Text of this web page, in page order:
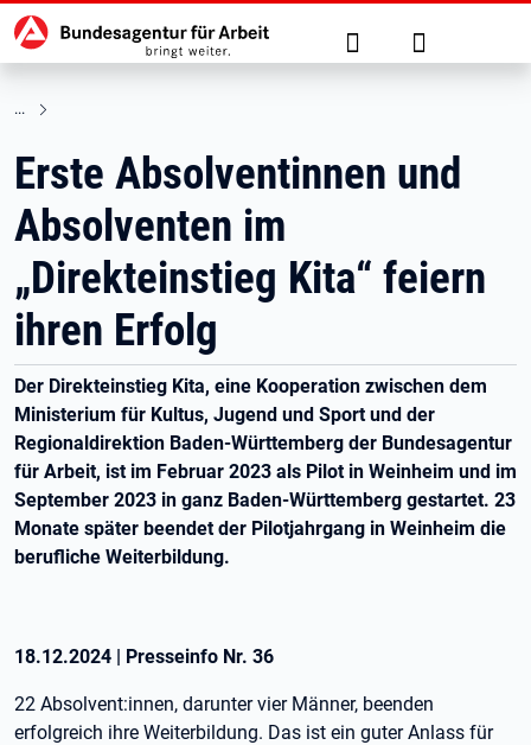
zu den Hauptinhalten springen
Hauptnavigation Suche Anmelden
Erste Absolventinnen und
Absolventen im
„Direkteinstieg Kita“ feiern
ihren Erfolg
Der Direkteinstieg Kita, eine Kooperation zwischen dem
Ministerium für Kultus, Jugend und Sport und der
Regionaldirektion Baden-Württemberg der Bundesagentur
für Arbeit, ist im Februar 2023 als Pilot in Weinheim und im
September 2023 in ganz Baden-Württemberg gestartet. 23
Monate später beendet der Pilotjahrgang in Weinheim die
berufliche Weiterbildung.
18.12.2024 | Presseinfo Nr. 36
22 Absolvent:innen, darunter vier Männer, beenden
erfolgreich ihre Weiterbildung. Das ist ein guter Anlass für